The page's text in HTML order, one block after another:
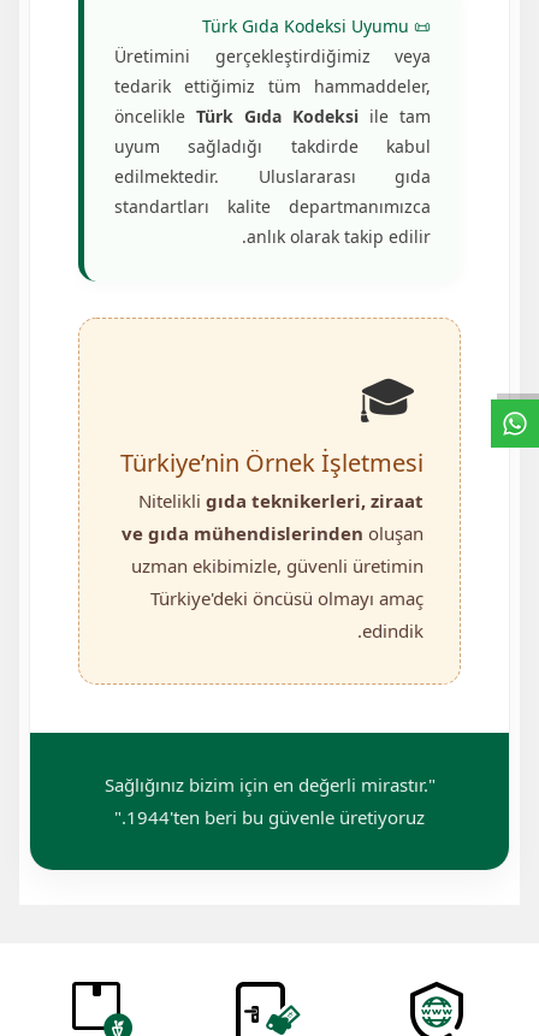
📜 Türk Gıda Kodeksi Uyumu
Üretimini gerçekleştirdiğimiz veya
tedarik ettiğimiz tüm hammaddeler,
öncelikle Türk Gıda Kodeksi ile tam
uyum sağladığı takdirde kabul
edilmektedir. Uluslararası gıda
standartları kalite departmanımızca
anlık olarak takip edilir.
🎓
Türkiye’nin Örnek İşletmesi
Nitelikli gıda teknikerleri, ziraat
ve gıda mühendislerinden oluşan
uzman ekibimizle, güvenli üretimin
Türkiye'deki öncüsü olmayı amaç
edindik.
"Sağlığınız bizim için en değerli mirastır.
1944'ten beri bu güvenle üretiyoruz."